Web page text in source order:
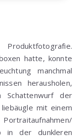
hatte, konnte
manchmal
herausholen,
Schattenwurf der
mit einem
in der dunkleren